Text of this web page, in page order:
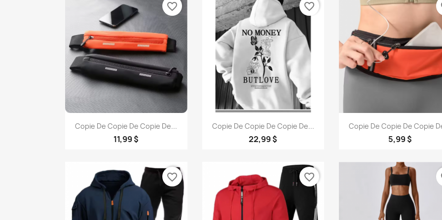
Aperçu rapide
Copie De Copie De Copie De...
11,99 $
favorite_border
Aperçu rapide
Copie De Copie De Copie De...
22,99 $
favorite_border
Aperçu rapide
Copie De Copie De Copie
5,99 $
favorite_border favorite_border